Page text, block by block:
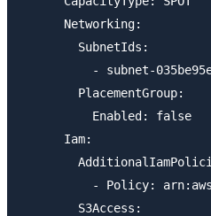
      Networking:
        SubnetIds:
- subnet-
        PlacementGroup:
          Enabled: false
      Iam:
- Policy:
        S3Access: